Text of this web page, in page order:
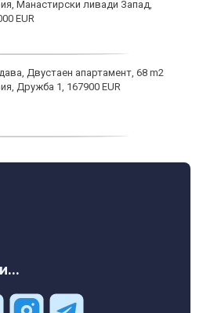
Манастирски ливади Запад,
EUR
Двустаен апартамент, 68 m2
Дружба 1, 167900 EUR